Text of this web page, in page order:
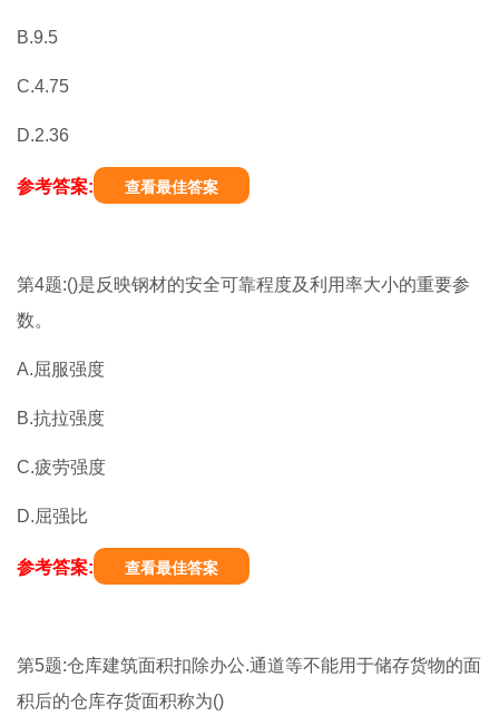
B.9.5
C.4.75
D.2.36
参考答案: 查看最佳答案
第4题:()是反映钢材的安全可靠程度及利用率大小的重要参
数。
A.屈服强度
B.抗拉强度
C.疲劳强度
D.屈强比
参考答案: 查看最佳答案
第5题:仓库建筑面积扣除办公.通道等不能用于储存货物的面
积后的仓库存货面积称为()